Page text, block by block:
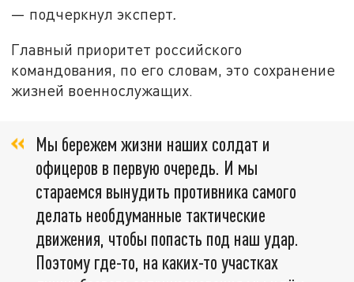
— подчеркнул эксперт.
Главный приоритет российского
командования, по его словам, это сохранение
жизней военнослужащих.
Мы бережем жизни наших солдат и
офицеров в первую очередь. И мы
стараемся вынудить противника самого
делать необдуманные тактические
движения, чтобы попасть под наш удар.
Поэтому где-то, на каких-то участках